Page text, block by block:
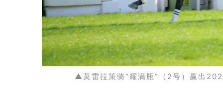
▲莫雷拉策骑“耀满瓶”（2号）赢出